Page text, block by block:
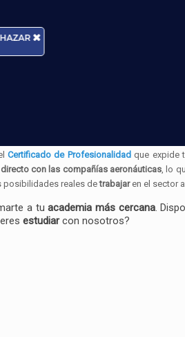
encargados de los
Certificado de Profesionalidadque expide
con las compañías aeronáuticas, lo
posibilidades reales detrabajaren el sector
a tuacademia más cercana.
estudiarcon nosotros?